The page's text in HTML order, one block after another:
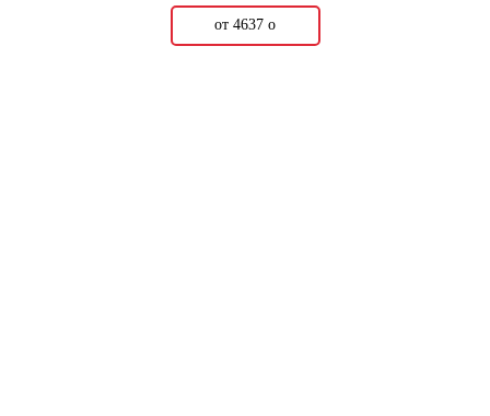
от 4637 о